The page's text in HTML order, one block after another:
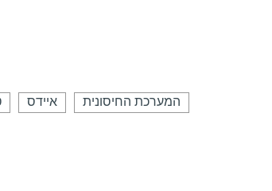
איידס המערכת החיסונית